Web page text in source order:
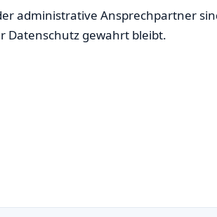
administrative Ansprechpartner
Datenschutz gewahrt bleibt.